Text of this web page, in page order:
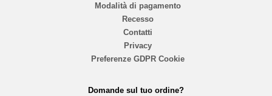
Modalità di pagamento
Recesso
Contatti
Privacy
Preferenze GDPR Cookie
Domande sul tuo ordine?